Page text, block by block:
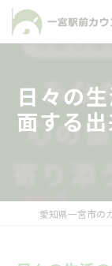
日々の
面する